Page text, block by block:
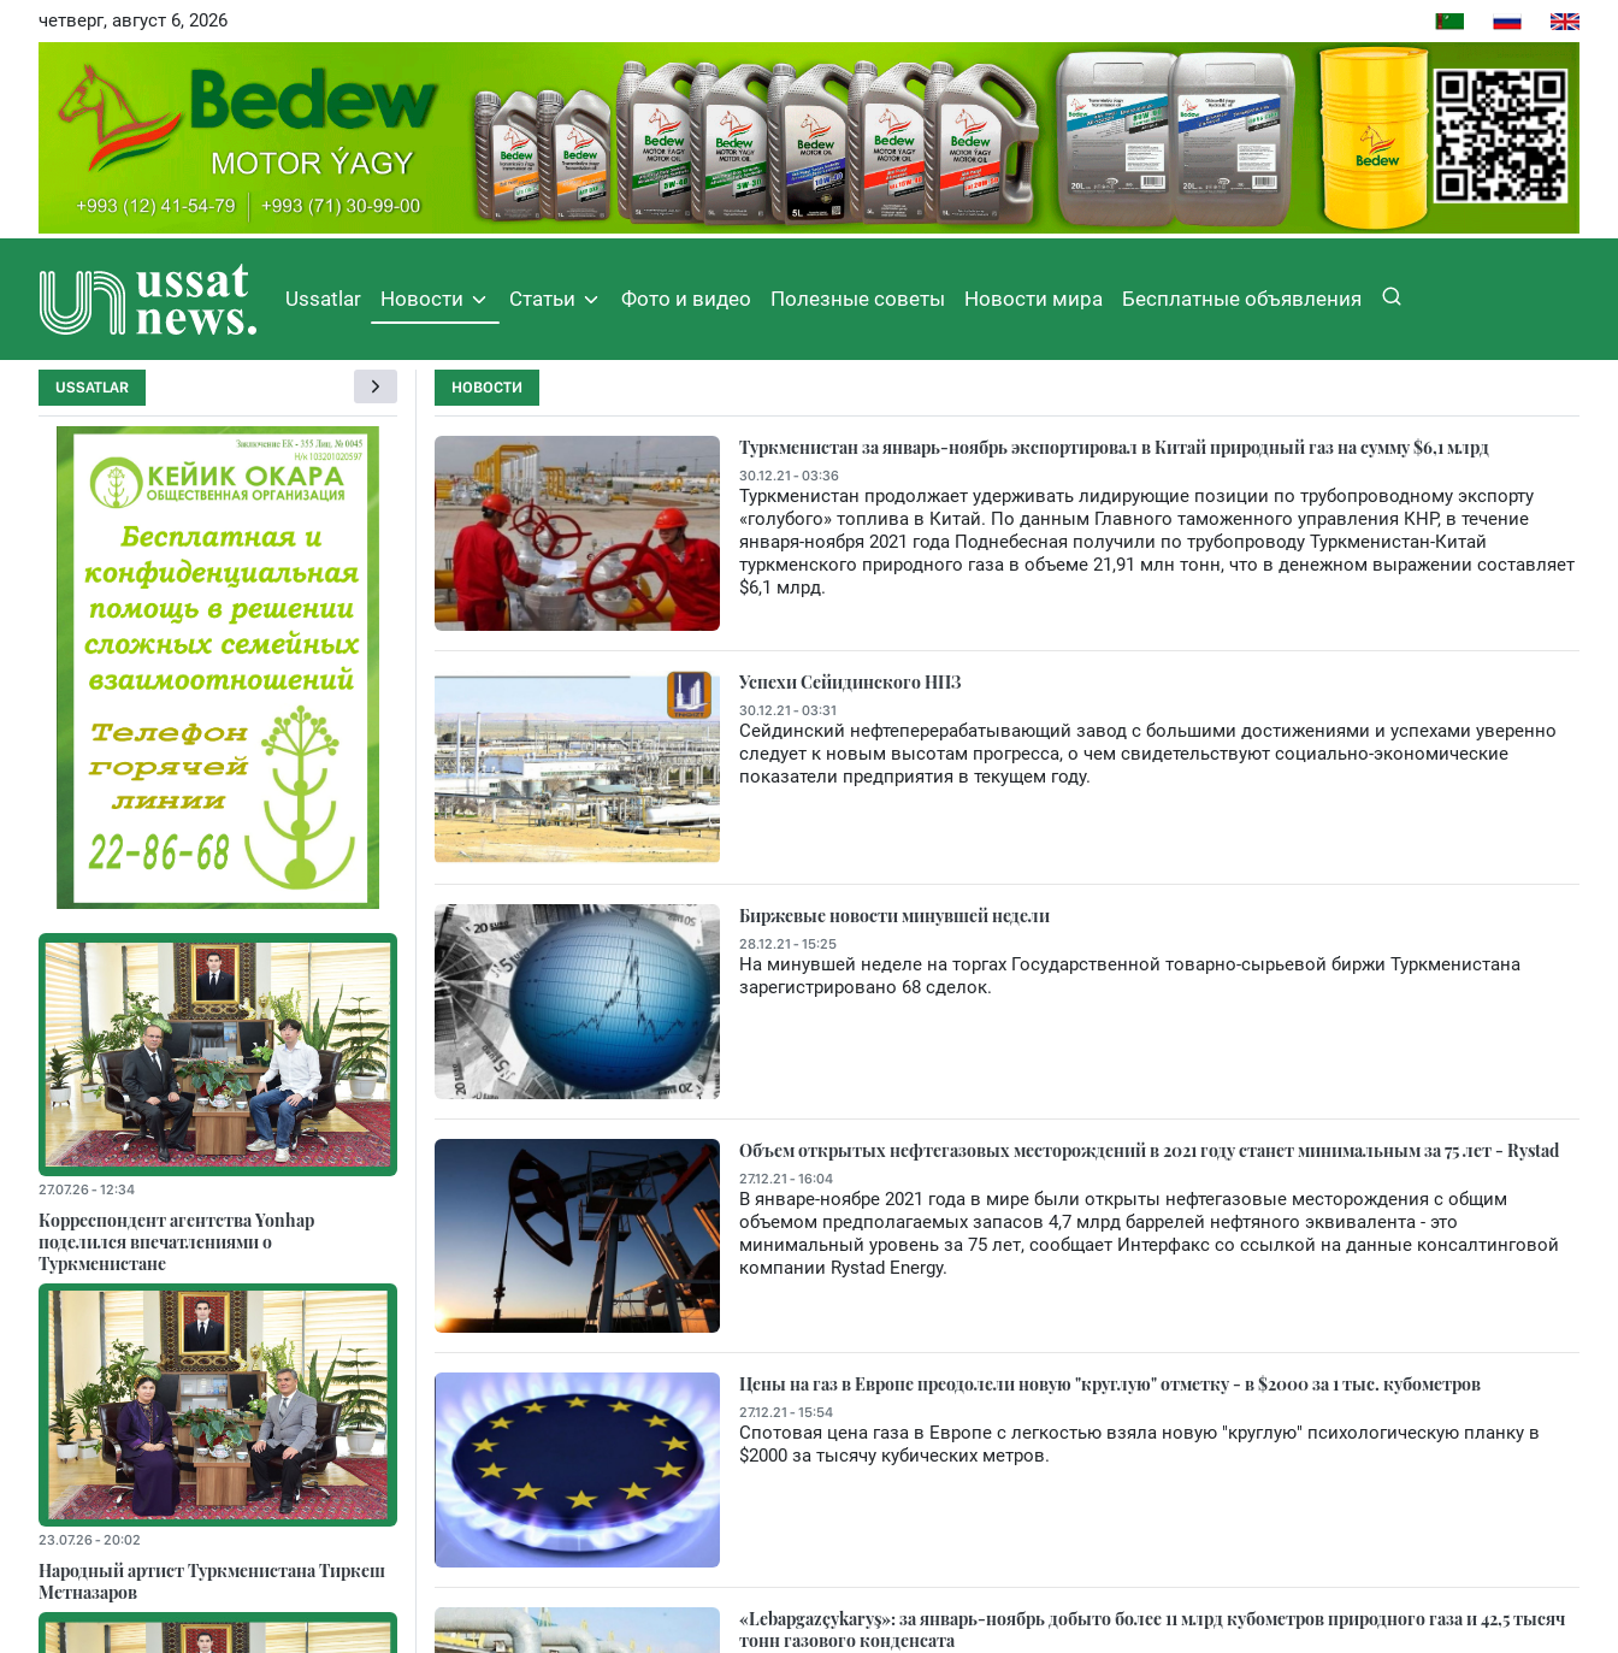
четверг, август 6, 2026
Ussatlar Новости Статьи Фото и видео Полезные советы Новости мира Бесплатные объявления
НОВОСТИ
Туркменистан за январь-ноябрь экспортировал в Китай природный газ на сумму $6,1 млрд
30.12.21 - 03:36
Туркменистан продолжает удерживать лидирующие позиции по трубопроводному экспорту
«голубого» топлива в Китай. По данным Главного таможенного управления КНР, в течение
января-ноября 2021 года Поднебесная получили по трубопроводу Туркменистан-Китай
туркменского природного газа в объеме 21,91 млн тонн, что в денежном выражении составляет
$6,1 млрд.
Успехи Сейидинского НПЗ
30.12.21 - 03:31
Сейдинский нефтеперерабатывающий завод с большими достижениями и успехами уверенно
следует к новым высотам прогресса, о чем свидетельствуют социально-экономические
показатели предприятия в текущем году.
Биржевые новости минувшей недели
28.12.21 - 15:25
На минувшей неделе на торгах Государственной товарно-сырьевой биржи Туркменистана
зарегистрировано 68 сделок.
Объем открытых нефтегазовых месторождений в 2021 году станет минимальным за 75 лет - Rystad
27.12.21 - 16:04
В январе-ноябре 2021 года в мире были открыты нефтегазовые месторождения с общим
объемом предполагаемых запасов 4,7 млрд баррелей нефтяного эквивалента - это
минимальный уровень за 75 лет, сообщает Интерфакс со ссылкой на данные консалтинговой
компании Rystad Energy.
Цены на газ в Европе преодолели новую "круглую" отметку - в $2000 за 1 тыс. кубометров
27.12.21 - 15:54
Спотовая цена газа в Европе с легкостью взяла новую "круглую" психологическую планку в
$2000 за тысячу кубических метров.
«Lebapgazçykaryş»: за январь-ноябрь добыто более 11 млрд кубометров природного газа и 42,5 тысяч
тонн газового конденсата
USSATLAR
27.07.26 - 12:34
Корреспондент агентства Yonhap
поделился впечатлениями о
Туркменистане
23.07.26 - 20:02
Народный артист Туркменистана Тиркеш
Мeтназаров